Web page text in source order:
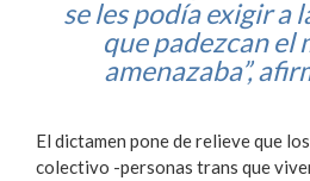
se les podía exigir a
que padezcan el
amenazaba”,
El dictamen pone de relieve que
colectivo -personas trans que